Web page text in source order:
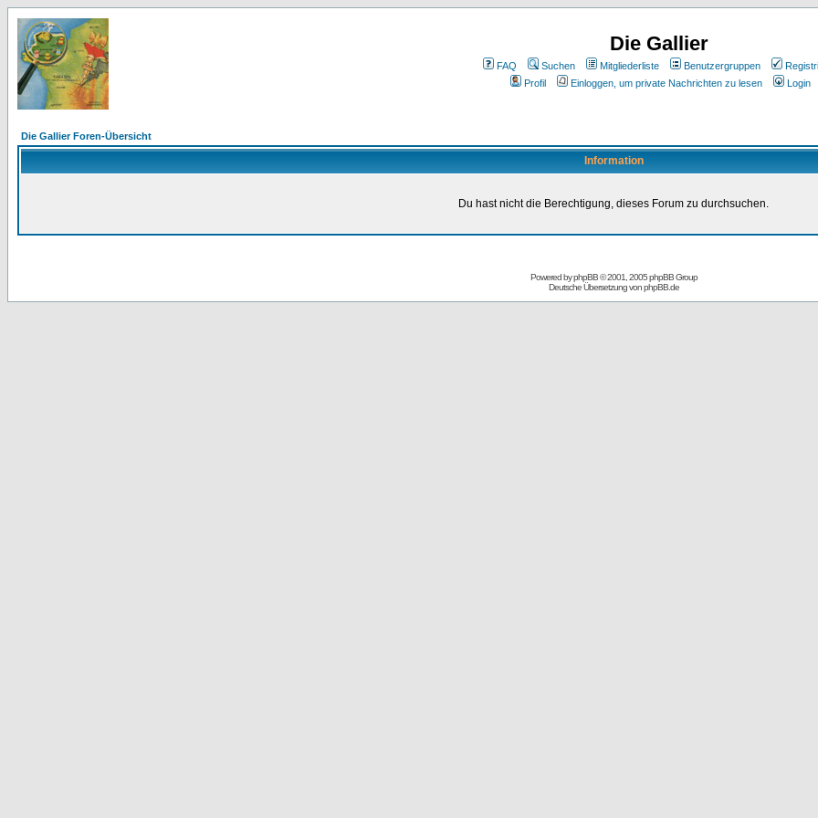
Die Gallier
FAQ Suchen Mitgliederliste Benutzergruppen
Profil
Einloggen, um private Nachrichten zu lesen Login
Die Gallier Foren-Übersicht
Information
Du hast nicht die Berechtigung, dieses Forum zu durchsuchen.
Powered byphpBB© 2001, 2005 phpBB Group
Deutsche Übersetzung vonphpBB.de